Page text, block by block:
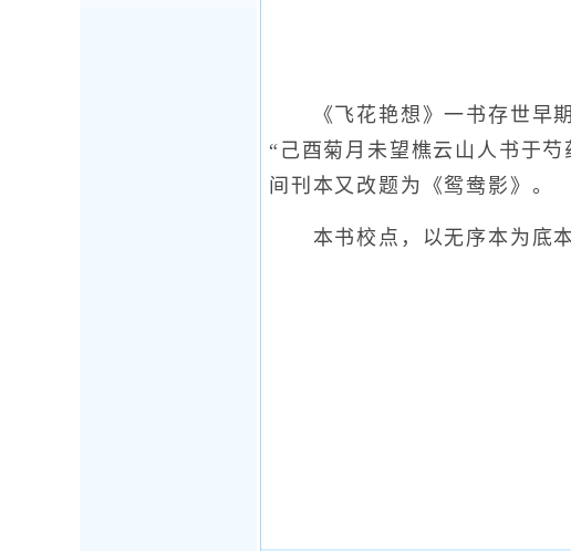
《飞花艳想》一书存世早期
“己酉菊月未望樵云山人书于
间刊本又改题为《鸳鸯影》。
本书校点，以无序本为底本